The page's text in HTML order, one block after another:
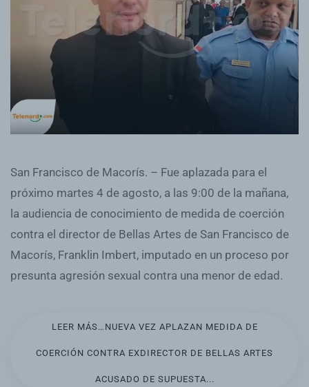
San Francisco de Macorís. – Fue aplazada para el
próximo martes 4 de agosto, a las 9:00 de la mañana,
la audiencia de conocimiento de medida de coerción
contra el director de Bellas Artes de San Francisco de
Macorís, Franklin Imbert, imputado en un proceso por
presunta agresión sexual contra una menor de edad.
LEER MÁS…NUEVA VEZ APLAZAN MEDIDA DE
COERCIÓN CONTRA EXDIRECTOR DE BELLAS ARTES
ACUSADO DE SUPUESTA...